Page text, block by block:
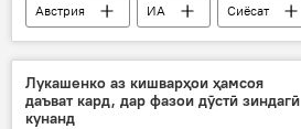
Австрия ИА
Сиёсат
Украина
Лукашенко аз кишварҳои ҳамсоя
даъват кард, дар фазои дӯстӣ зиндагӣ
кунанд